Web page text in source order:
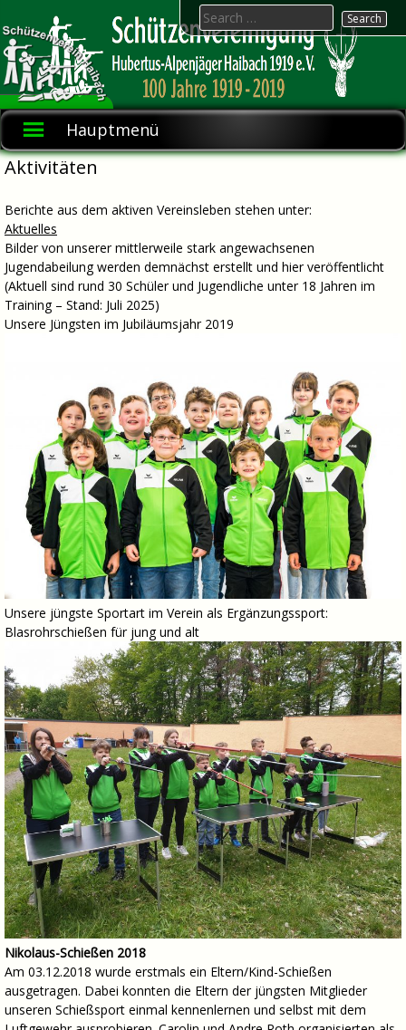
to
content
Hubertus-
Alpenjäger
Haibach
Schützenvereinigung
1919 e.V.
Hauptmenü
Search
for:
Aktivitäten
Berichte aus dem aktiven Vereinsleben stehen unter:
Aktuelles
Bilder von unserer mittlerweile stark angewachsenen
Jugendabeilung werden demnächst erstellt und hier veröffentlicht
(Aktuell sind rund 30 Schüler und Jugendliche unter 18 Jahren im
Training – Stand: Juli 2025)
Unsere Jüngsten im Jubiläumsjahr 2019
Unsere jüngste Sportart im Verein als Ergänzungssport:
Blasrohrschießen für jung und alt
Nikolaus-Schießen 2018
Am 03.12.2018 wurde erstmals ein Eltern/Kind-Schießen
ausgetragen. Dabei konnten die Eltern der jüngsten Mitglieder
unseren Schießsport einmal kennenlernen und selbst mit dem